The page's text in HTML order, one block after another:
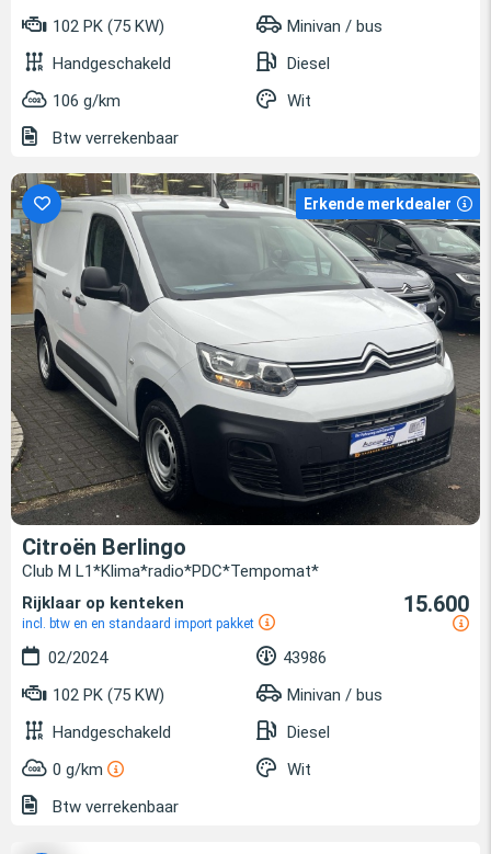
102 PK (75 KW)
Minivan / bus
Handgeschakeld
Diesel
106 g/km
Wit
Btw verrekenbaar
Erkende merkdealer
Citroën Berlingo
Club M L1*Klima*radio*PDC*Tempomat*
Rijklaar op kenteken
incl. btw en en standaard import pakket
15.600
02/2024
43986
102 PK (75 KW)
Minivan / bus
Handgeschakeld
Diesel
0 g/km
Wit
Btw verrekenbaar